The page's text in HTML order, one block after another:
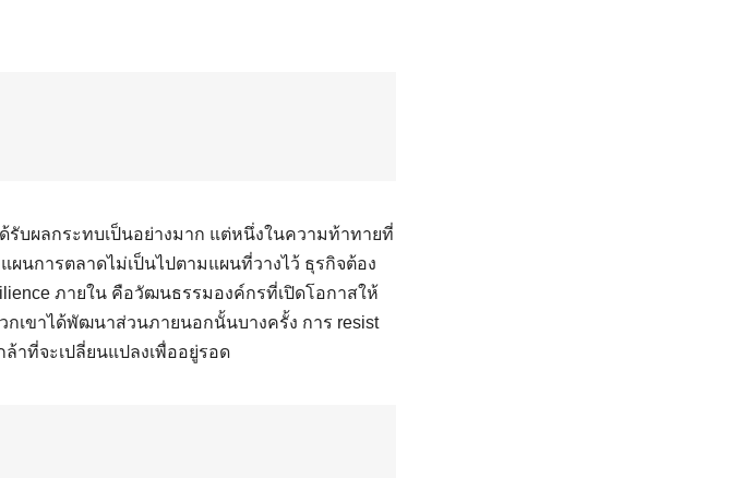
บผลกระทบเป็นอย่างมาก แต่หนึ่งในความท้าทายที่
ผนการตลาดไม่เป็นไปตามแผนที่วางไว้ ธุรกิจต้อง
ภายใน คือวัฒนธรรมองค์กรที่เปิดโอกาสให้
เขาได้พัฒนาส่วนภายนอกนั้นบางครั้ง การ resist
าที่จะเปลี่ยนแปลงเพื่ออยู่รอด